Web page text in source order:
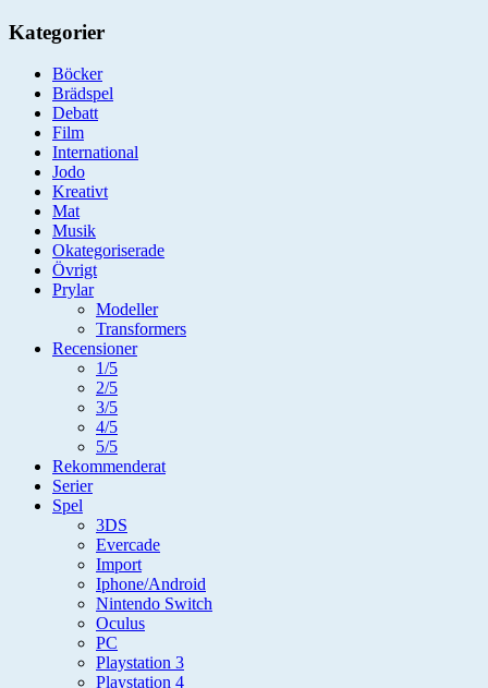
Kategorier
Böcker
Brädspel
Debatt
Film
International
Jodo
Kreativt
Mat
Musik
Okategoriserade
Övrigt
Prylar
Modeller
Transformers
Recensioner
1/5
2/5
3/5
4/5
5/5
Rekommenderat
Serier
Spel
3DS
Evercade
Import
Iphone/Android
Nintendo Switch
Oculus
PC
Playstation 3
Playstation 4